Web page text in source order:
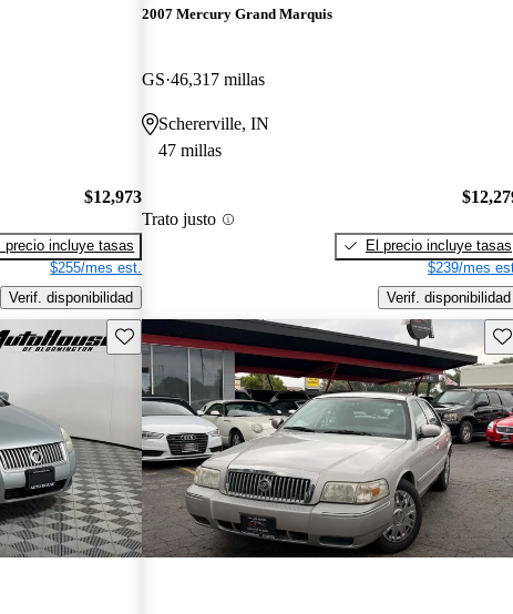
$12,973
precio incluye tasas
$255/mes est.
Verif. disponibilidad
2007 Mercury Grand Marquis
GS 46,317 millas
Schererville, IN
47 millas
Trato justo
El precio incluye tasas
$239/mes
Verif. disponibilidad
Guarda este Aviso